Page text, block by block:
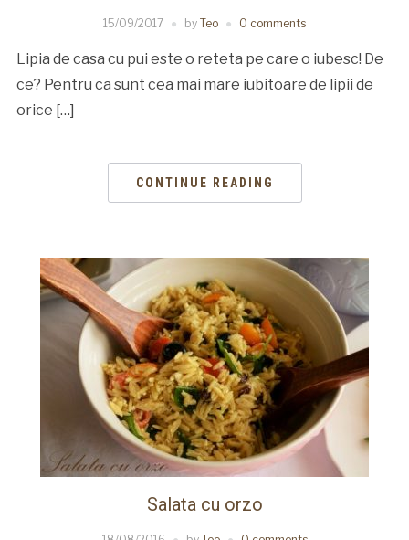
15/09/2017 by Teo 0 comments
Lipia de casa cu pui este o reteta pe care o iubesc! De
ce? Pentru ca sunt cea mai mare iubitoare de lipii de
orice […]
CONTINUE READING
Salata cu orzo